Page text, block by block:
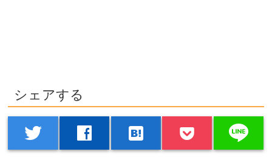
シェアする
twitter facebook hatenabookmark line